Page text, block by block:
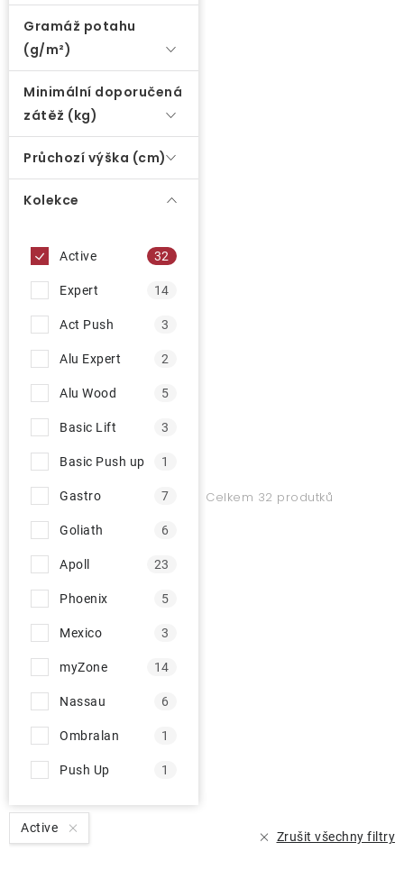
Gramáž potahu
(g/m²)
Minimální doporučená
zátěž (kg)
Průchozí výška (cm)
Kolekce
Active 32
Expert 14
Act Push 3
Alu Expert 2
Alu Wood 5
Basic Lift 3
Basic Push up 1
Gastro 7
Goliath 6
Apoll 23
Phoenix 5
Mexico 3
myZone 14
Nassau 6
Ombralan 1
Push Up 1
Celkem 32 produtků
Active
Zrušit všechny filtry